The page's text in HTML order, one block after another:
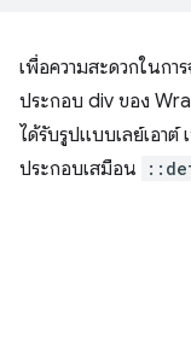
เพื่อความสะดวกในก
ประกอบ div ของ
ได้รับรูปแบบเลย์เอาต์
ประกอบเสมือน